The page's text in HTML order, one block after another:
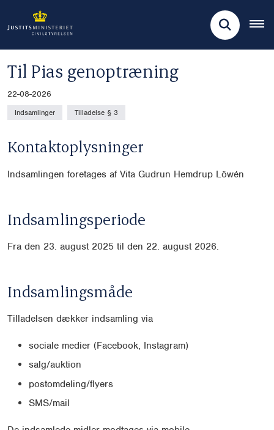
Til Pias genoptræning
22-08-2026
Indsamlinger Tilladelse § 3
Kontaktoplysninger
Indsamlingen foretages af Vita Gudrun Hemdrup Löwén
Indsamlingsperiode
Fra den 23. august 2025 til den 22. august 2026.
Indsamlingsmåde
Tilladelsen dækker indsamling via
sociale medier (Facebook, Instagram)
salg/auktion
postomdeling/flyers
SMS/mail